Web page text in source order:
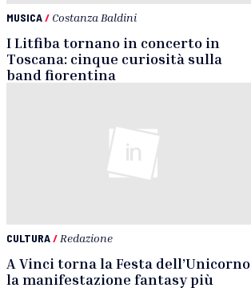
MUSICA/ Costanza Baldini
I Litfiba tornano in concerto in
Toscana: cinque curiosità sulla
band fiorentina
CULTURA/ Redazione
A Vinci torna la Festa
la manifestazione fantasy più